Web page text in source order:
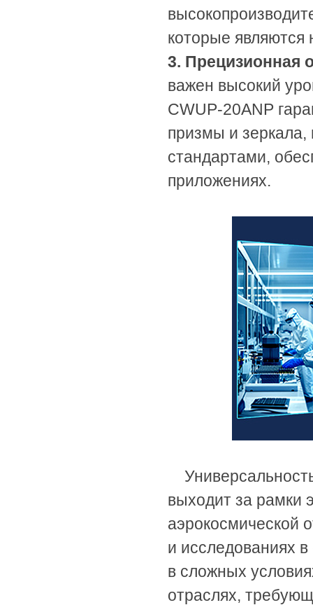
которые
3. Прецизионная
важен высокий
CWUP-20ANP
призмы и зеркала,
стандартами,
приложениях.
выходит за рамки
аэрокосмической
и исследованиях
в сложных
отраслях,